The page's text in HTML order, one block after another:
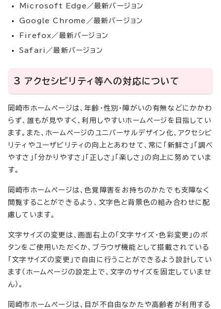
Microsoft Edge／最新バージョン
Google Chrome／最新バージョン
Firefox／最新バージョン
Safari／最新バージョン
3 アクセシビリティ等への対応について
岡崎市ホームページは、年齢・性別・障がいの有無などにかかわ
らず、誰もが見やすく、利用しやすいホームページを目指してい
ます。また、ホームページのユニバーサルデザイン化、アクセシビ
リティやユーザビリティの向上とあわせて、常に「新鮮さ」「調べ
やすさ」「分かりやすさ」「正しさ」「楽しさ」の向上に努めていま
す。
岡崎市ホームページは、色覚障害をお持ちのかたでも支障なく
閲覧することができるよう、文字色と背景色の組み合わせに配
慮しています。
文字サイズの変更は、画面右上の「文字サイズ・色彩変更」のボ
タンをご使用いただくか、ブラウザ機能として搭載されている
「文字サイズの変更」で自由に行うことができるよう設計してい
ます（ホームページの設定上で、文字のサイズを固定していませ
ん）。
岡崎市ホームページは、目が不自由なかたや高齢者が利用する